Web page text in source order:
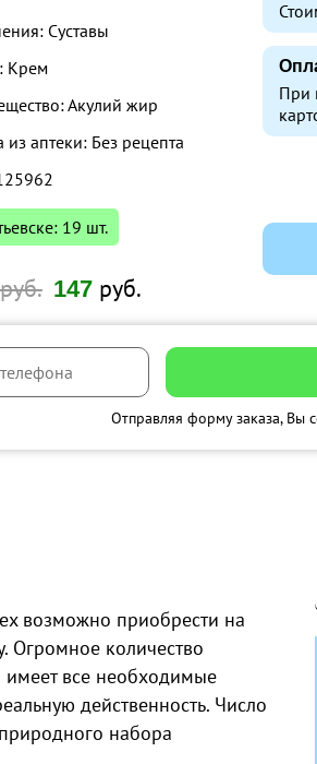
Суставы
Крем
Акулий жир
из аптеки: Без рецепта
19 шт.
147руб.
При
Отправляя форму заказа, Вы
возможно приобрести на
Огромное количество
имеет все необходимые
действенность. Число
набора